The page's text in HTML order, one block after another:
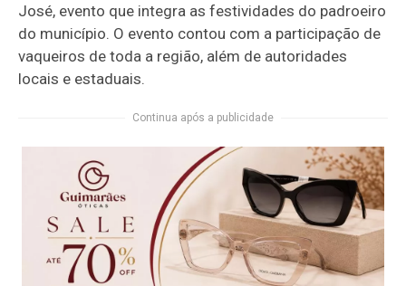
José, evento que integra as festividades do padroeiro
do município. O evento contou com a participação de
vaqueiros de toda a região, além de autoridades
locais e estaduais.
Continua após a publicidade